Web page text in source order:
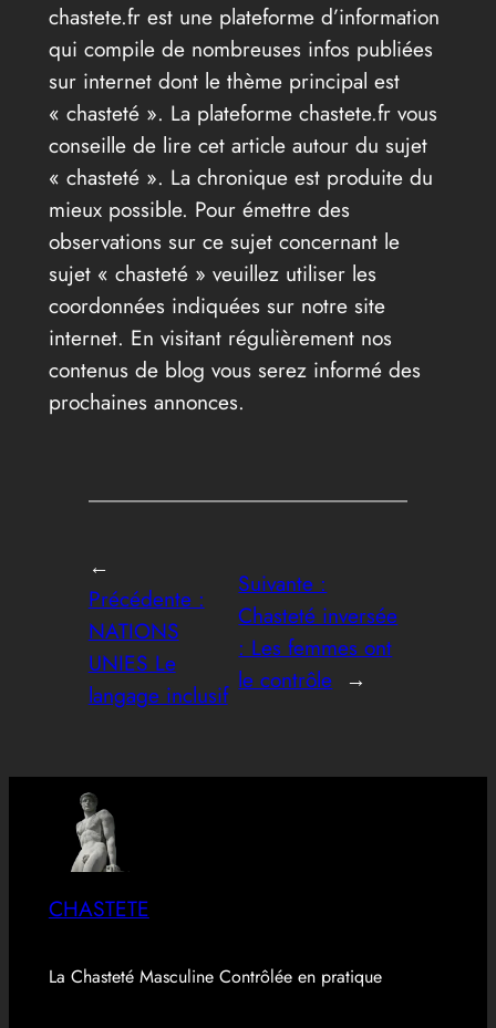
chastete.fr est une plateforme d’information
qui compile de nombreuses infos publiées
sur internet dont le thème principal est
« chasteté ». La plateforme chastete.fr vous
conseille de lire cet article autour du sujet
« chasteté ». La chronique est produite du
mieux possible. Pour émettre des
observations sur ce sujet concernant le
sujet « chasteté » veuillez utiliser les
coordonnées indiquées sur notre site
internet. En visitant régulièrement nos
contenus de blog vous serez informé des
prochaines annonces.
←
Précédente :
NATIONS
UNIES Le
langage inclusif
Suivante :
Chasteté inversée
: Les femmes ont
le contrôle →
CHASTETE
La Chasteté Masculine Contrôlée en pratique